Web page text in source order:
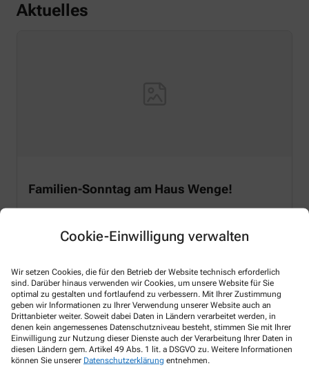
Cookie-Einwilligung verwalten
Wir setzen Cookies, die für den Betrieb der Website technisch erforderlich
sind. Darüber hinaus verwenden wir Cookies, um unsere Website für Sie
optimal zu gestalten und fortlaufend zu verbessern. Mit Ihrer Zustimmung
geben wir Informationen zu Ihrer Verwendung unserer Website auch an
Drittanbieter weiter. Soweit dabei Daten in Ländern verarbeitet werden, in
denen kein angemessenes Datenschutzniveau besteht, stimmen Sie mit Ihrer
Einwilligung zur Nutzung dieser Dienste auch der Verarbeitung Ihrer Daten in
diesen Ländern gem. Artikel 49 Abs. 1 lit. a DSGVO zu. Weitere Informationen
können Sie unserer Datenschutzerklärung entnehmen.
Aktuelles
Familien-Sonntag am Haus Wenge!
Auch die Michael Apotheke ist am 31. Mai 2026 zum
leckeren und informativen Familien-Sonntag vertreten!
Mehr lesen